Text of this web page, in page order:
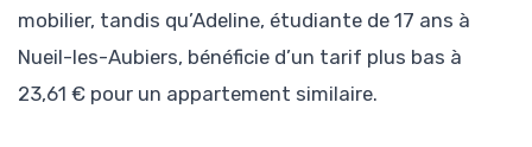
mobilier, tandis qu’Adeline, étudiante de 17 ans à
Nueil-les-Aubiers, bénéficie d’un tarif plus bas à
23,61 € pour un appartement similaire.